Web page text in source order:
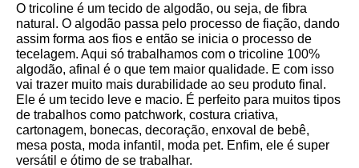
O tricoline é um tecido de algodão, ou seja, de fibra
natural. O algodão passa pelo processo de fiação, dando
assim forma aos fios e então se inicia o processo de
tecelagem. Aqui só trabalhamos com o tricoline 100%
algodão, afinal é o que tem maior qualidade. E com isso
vai trazer muito mais durabilidade ao seu produto final.
Ele é um tecido leve e macio. É perfeito para muitos tipos
de trabalhos como patchwork, costura criativa,
cartonagem, bonecas, decoração, enxoval de bebê,
mesa posta, moda infantil, moda pet. Enfim, ele é super
versátil e ótimo de se trabalhar.